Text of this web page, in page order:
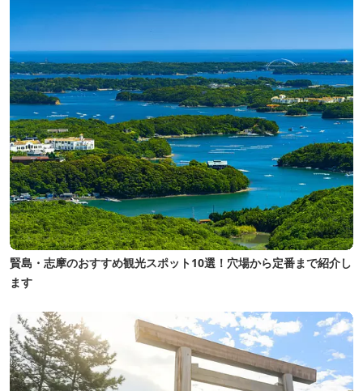
賢島・志摩のおすすめ観光スポット10選！穴場から定番まで紹介し
ます